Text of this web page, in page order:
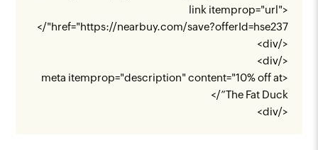
<link itemprop="url"
href="https://nearbuy.com/save?offerId=hse237
"/>
</div>
</div>
<meta itemprop="description" content="10% off at
The Fat Duck”/>
</div>